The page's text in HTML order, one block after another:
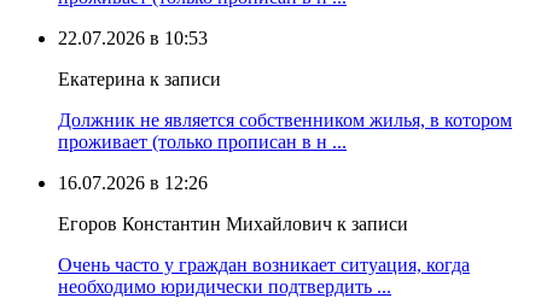
22.07.2026 в 10:53
Екатерина к записи
Должник не является собственником жилья, в котором
проживает (только прописан в н ...
16.07.2026 в 12:26
Егоров Константин Михайлович к записи
Очень часто у граждан возникает ситуация, когда
необходимо юридически подтвердить ...